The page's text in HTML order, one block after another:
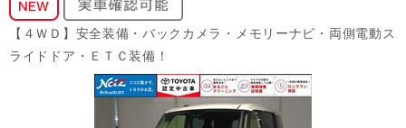
【４ＷＤ】安全装備・バックカメラ・メモリーナビ・両側電動ス
ライドドア・ＥＴＣ装備！